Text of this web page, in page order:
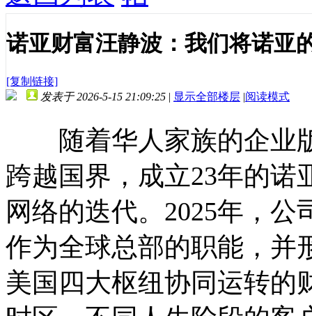
诺亚财富汪静波：我们将诺亚
[复制链接]
发表于 2026-5-15 21:09:25 | 显示全部楼层 |阅读模式
随着华人家族的企业
跨越国界，成立23年的诺
网络的迭代。2025年，
作为全球总部的职能，并
美国四大枢纽协同运转的